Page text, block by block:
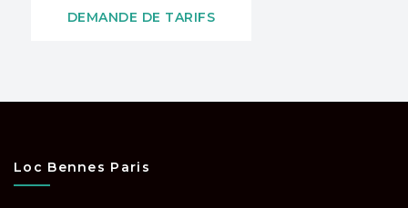
DEMANDE DE TARIFS
Loc Bennes Paris